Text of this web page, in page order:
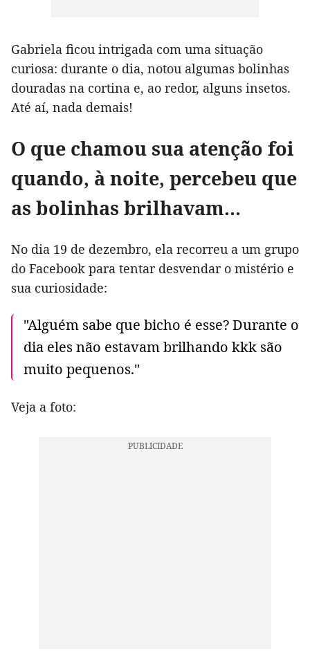
Gabriela ficou intrigada com uma situação
curiosa: durante o dia, notou algumas bolinhas
douradas na cortina e, ao redor, alguns insetos.
Até aí, nada demais!
O que chamou sua atenção foi
quando, à noite, percebeu que
as bolinhas brilhavam...
No dia 19 de dezembro, ela recorreu a um grupo
do Facebook para tentar desvendar o mistério e
sua curiosidade:
"Alguém sabe que bicho é esse? Durante o
dia eles não estavam brilhando kkk são
muito pequenos."
Veja a foto: